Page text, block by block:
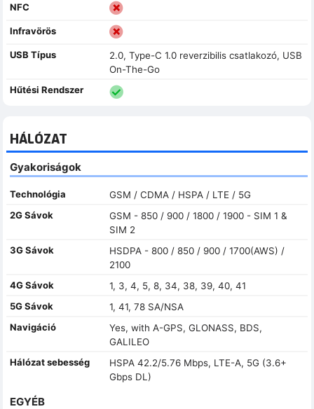
NFC
Infravörös
USB Típus
2.0, Type-C 1.0 reverzibilis csatlakozó, USB
On-The-Go
Hűtési Rendszer
HÁLÓZAT
Gyakoriságok
Technológia
GSM / CDMA / HSPA / LTE / 5G
2G Sávok
GSM - 850 / 900 / 1800 / 1900 - SIM 1 &
SIM 2
3G Sávok
HSDPA - 800 / 850 / 900 / 1700(AWS) /
2100
4G Sávok
1, 3, 4, 5, 8, 34, 38, 39, 40, 41
5G Sávok
1, 41, 78 SA/NSA
Navigáció
Yes, with A-GPS, GLONASS, BDS,
GALILEO
Hálózat sebesség
HSPA 42.2/5.76 Mbps, LTE-A, 5G (3.6+
Gbps DL)
EGYÉB